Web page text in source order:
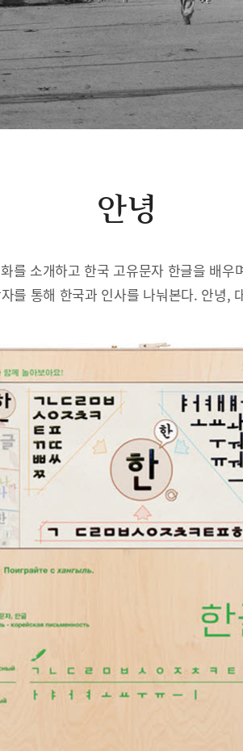
안녕
를 소개하고 한국 고유문자 한글을 배
를 통해 한국과 인사를 나눠본다. 안녕,